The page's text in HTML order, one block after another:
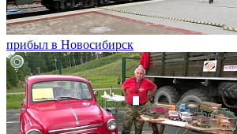
прибыл в Новосибирск